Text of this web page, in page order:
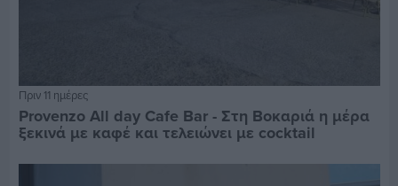
Πριν 11 ημέρες
Provenzo All day Cafe Bar - Στη Βοκαριά η μέρα
ξεκινά με καφέ και τελειώνει με cocktail